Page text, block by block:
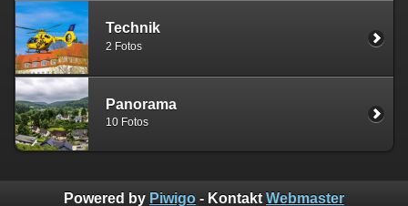
Technik
2 Fotos
Panorama
10 Fotos
Powered by Piwigo - Kontakt Webmaster